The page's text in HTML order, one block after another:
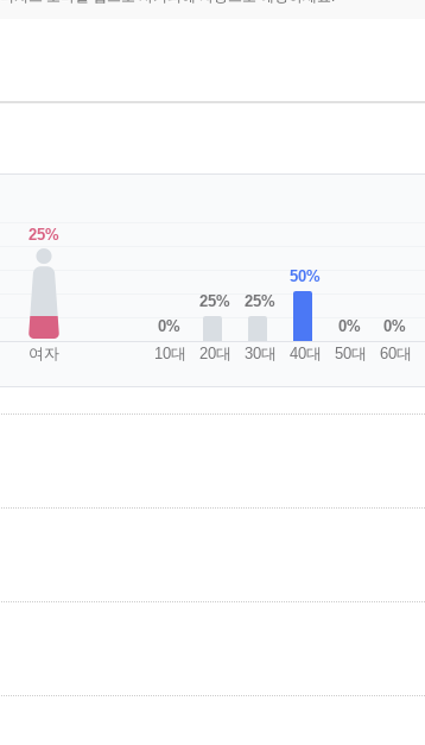
25%
여자
0%
10대
25%
20대
25%
30대
50%
40대
0%
50대
0%
60대